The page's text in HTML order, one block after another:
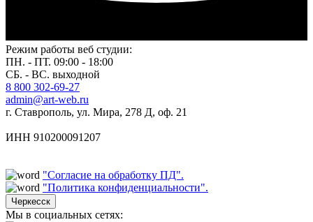
Режим работы веб студии:
ПН. - ПТ. 09:00 - 18:00
СБ. - ВС. выходной
8 800 302-69-27
admin@art-web.ru
г. Ставрополь, ул. Мира, 278 Д, оф. 21
ИНН 910200091207
"Согласие на обработку ПД".
"Политика конфиденциальности".
Черкесск
Мы в социальных сетях: